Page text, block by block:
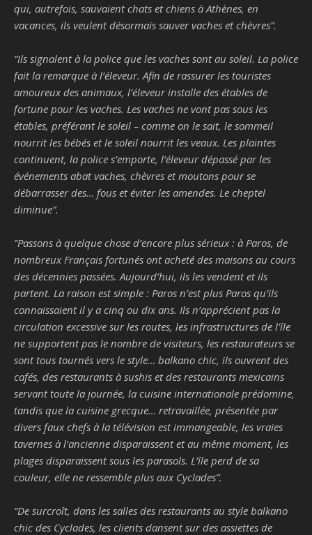
qui, autrefois, sauvaient chats et chiens à Athènes, en
vacances, ils veulent désormais sauver vaches et chèvres”.
“Ils signalent à la police que les vaches sont au soleil. La police
fait la remarque à l’éleveur. Afin de rassurer les touristes
amoureux des animaux, l’éleveur installe des étables de
fortune pour les vaches. Les vaches ne vont pas sous les
étables, préférant le soleil – comme on le sait, le sommeil
nourrit les bébés et le soleil nourrit les veaux. Les plaintes
continuent, la police s’emporte, l’éleveur dépassé par les
événements abat vaches, chèvres et moutons pour se
débarrasser des… fous et éviter les amendes. Le cheptel
diminue”.
“Passons à quelque chose d’encore plus sérieux : à Paros, de
nombreux Français fortunés ont acheté des maisons au cours
des décennies passées. Aujourd’hui, ils les vendent et ils
partent. La raison est simple : Paros n’est plus Paros qu’ils
connaissaient il y a cinq ou dix ans. Ils n’apprécient pas la
circulation excessive sur les routes, les infrastructures de l’île
ne supportent pas le nombre de visiteurs, les restaurateurs se
sont tous tournés vers le style… balkano chic, ils ouvrent des
cafés, des restaurants à sushis et des restaurants mexicains
servant toute la journée, la cuisine internationale prédomine,
tandis que la cuisine grecque… retravaillée, présentée par
divers faux chefs à la télévision est immangeable, les vraies
tavernes à l’ancienne disparaissent et au même moment, les
plages disparaissent sous les parasols. L’île perd de sa
couleur, elle ne ressemble plus aux Cyclades”.
“De surcroît, dans les salles des restaurants au style balkano
chic des Cyclades, les clients dansent sur des assiettes de